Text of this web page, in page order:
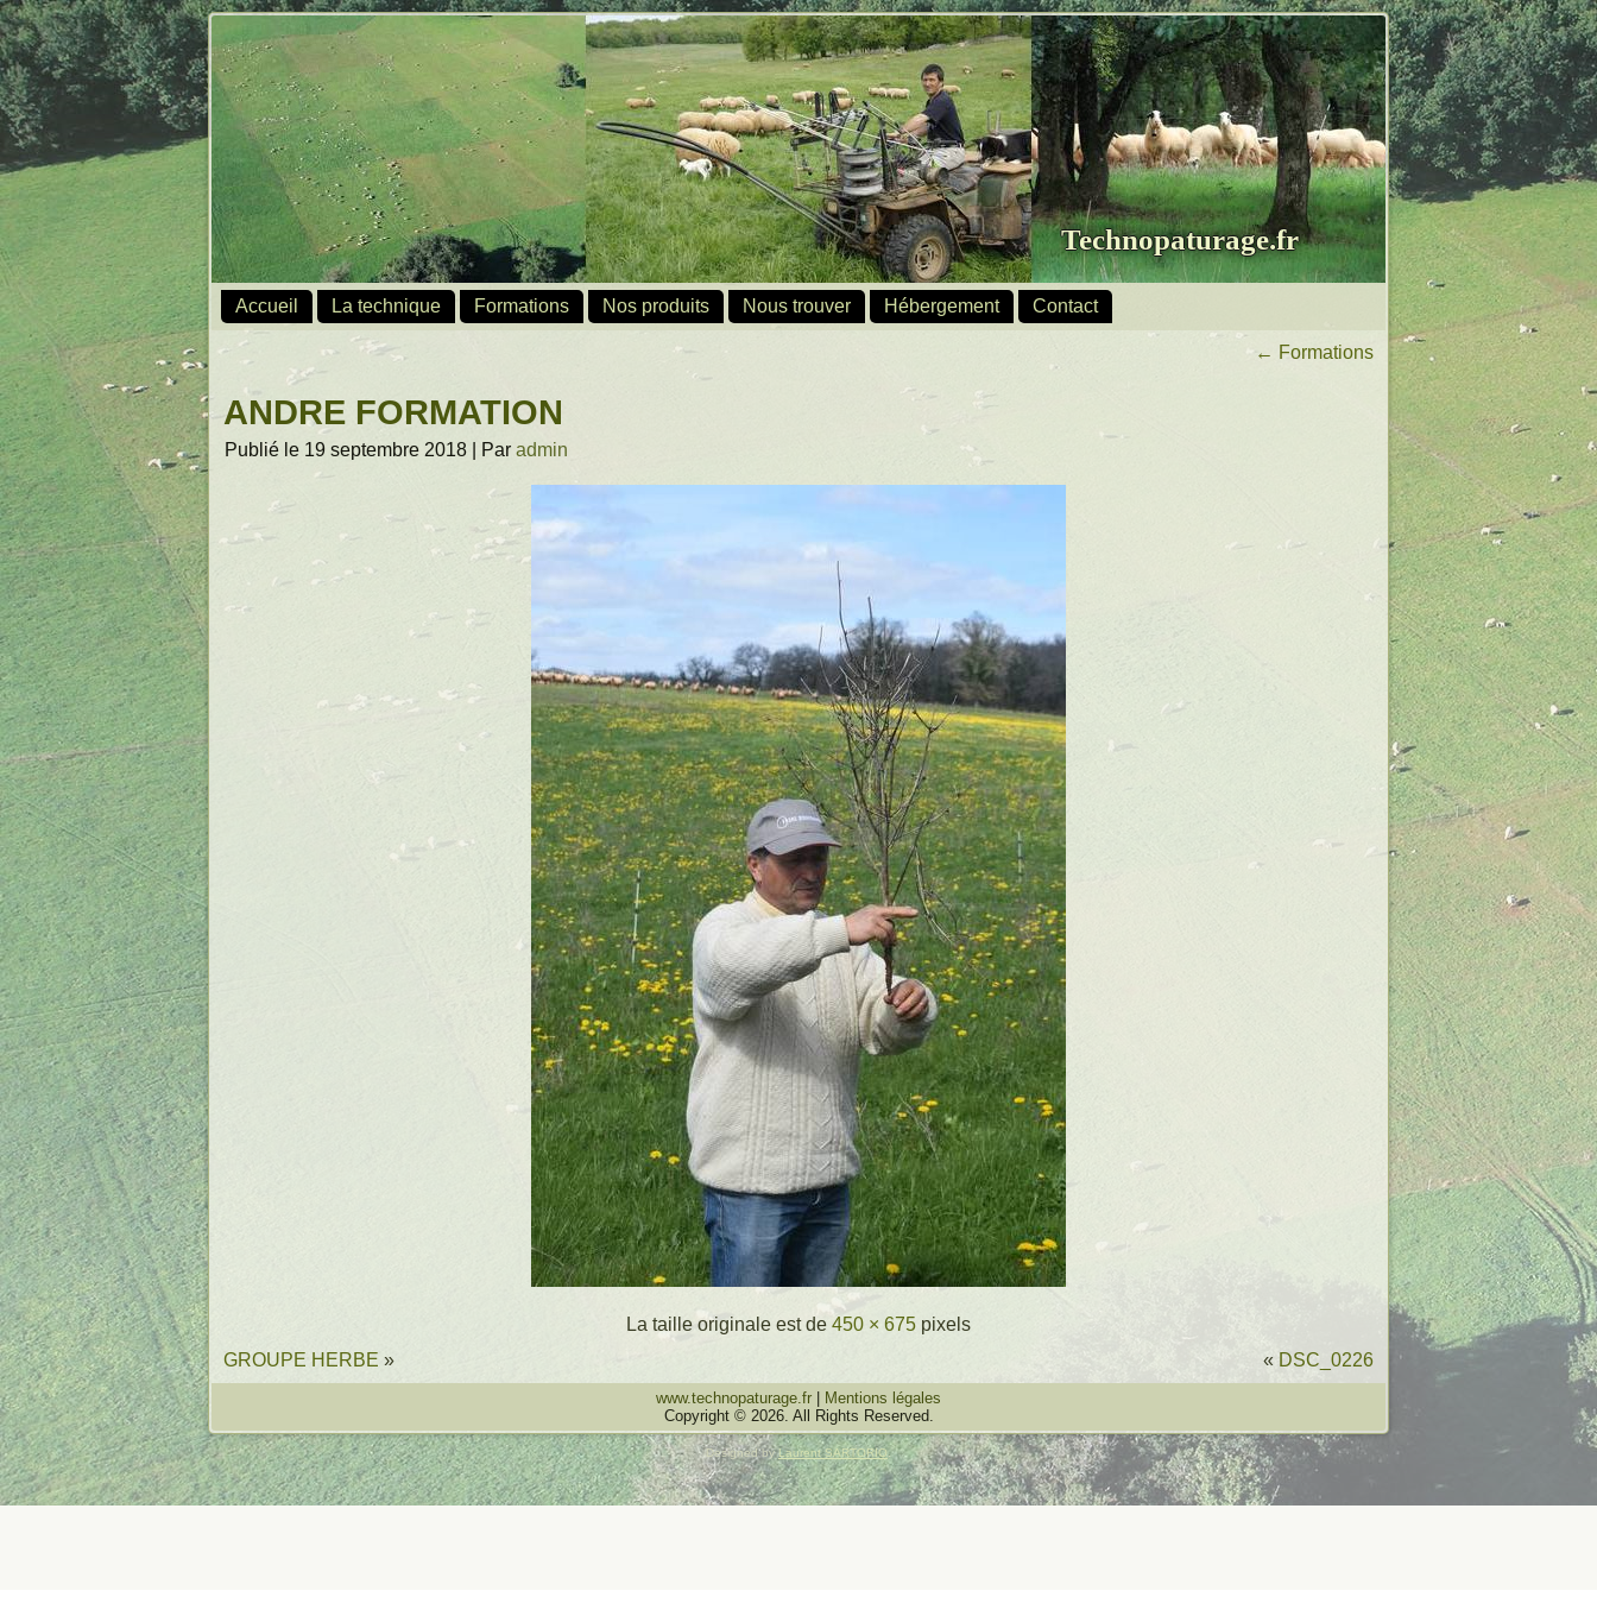
Technopaturage.fr
Accueil La technique Formations Nos produits Nous trouver Hébergement Contact
← Formations
ANDRE FORMATION
Publié le 19 septembre 2018 Par admin
La taille originale est de 450 × 675 pixels
GROUPE HERBE » « DSC_0226
www.technopaturage.fr
Mentions légales
Copyright © 2026. All Rights Reserved.
Designed byLaurent SARTORIO.